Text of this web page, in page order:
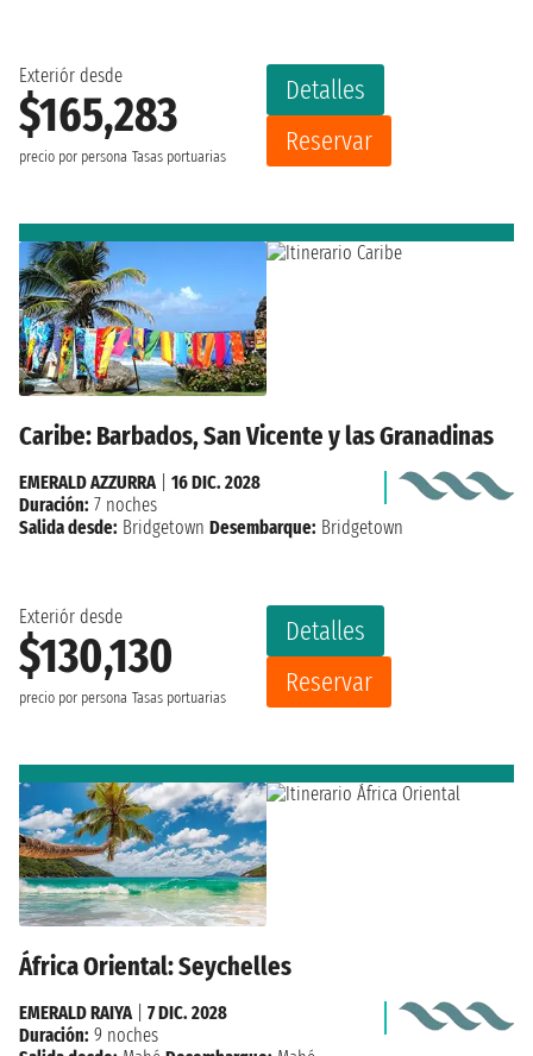
Exteriór desde
$165,283
precio por persona Tasas portuarias
Detalles
Reservar
Caribe: Barbados, San Vicente y las Granadinas
Exteriór desde
$130,130
precio por persona Tasas portuarias
Detalles
Reservar
EMERALD AZZURRA
16 DIC. 2028
Duración: 7 noches
Salida desde: Bridgetown Desembarque: Bridgetown
África Oriental: Seychelles
EMERALD RAIYA| 7 DIC. 2028
Duración: 9 noches